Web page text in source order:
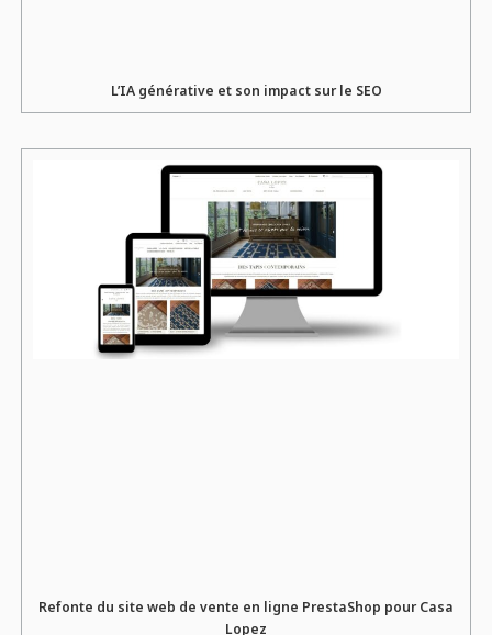
L’IA générative et son impact sur le SEO
Refonte du site web de vente en ligne PrestaShop pour Casa
Lopez